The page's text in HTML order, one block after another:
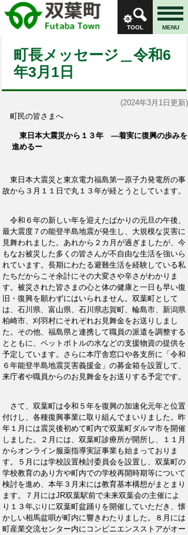
TOOL MENU
町長メッセージ＿令和6
年3月1日
(2024年3月1日更新)
町民の皆さまへ
東日本大震災から１３年 ―着実に復興の歩みを
進めるー
東日本大震災と東京電力福島第一原子力発電所の事
故から３月１１日で丸１３年が経とうとしています。
令和６年の新しい年を迎えたばかりの元旦の午後、
最大震度７の能登半島地震が発生し、大規模な災害に
見舞われました。あれから２カ月が過ぎましたが、今
もなお被災した多くの皆さんが不自由な生活を強いら
れています。長期にわたる避難生活を経験している私
たちだからこそ余計にその大変さや辛さがわかりま
す。被災された皆さまの心と体の健康と一日も早い復
旧・復興を願わずにはいられません。双葉町として
は、石川県、富山県、石川県志賀町、輪島市、新潟県
柏崎市、刈羽村にそれぞれお見舞金をお送りしまし
た。その他、福島県と連携して職員の派遣を調整する
とともに、ペットボトルの水などの支援物資の提供を
予定しています。さらに本庁舎窓口や各支所に「令和
６年能登半島地震災害義援金」の募金箱を設置して、
来庁者や職員からのお見舞金をお送りする予定です。
さて、双葉町は令和５年を復興の加速化元年と位置
付けし、各種復興事業に取り組んでまいりました。昨
年１月には震災後初めて町内で双葉町ダルマ市を開催
しました。２月には、双葉町診療所が開所し、１１月
からオンライン服薬指導実証事業も始まっておりま
す。５月には学校設置検討委員会を設置し、双葉町の
学校教育のあり方や町内での学校再開時期等について
検討を進め、本年３月末には教育基本構想がまとまり
ます。７月にはJR双葉駅前で未来双葉会の主催によ
り１３年ぶりに双葉町盆踊りを開催していただき、懐
かしい相馬盆唄が町内に響きわたりました。８月には
町産業交流センター内にコンビニエンスストアがオー